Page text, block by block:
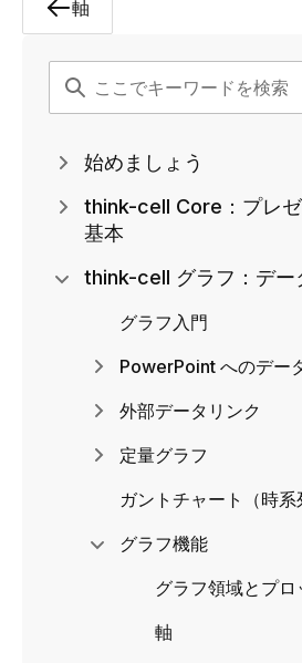
軸
始めましょう
think-cell Core：プレ
基本
think-cell グラフ：デー
グラフ入門
PowerPoint へのデー
外部データリンク
定量グラフ
ガントチャート（時系
グラフ機能
グラフ領域とプロ
軸